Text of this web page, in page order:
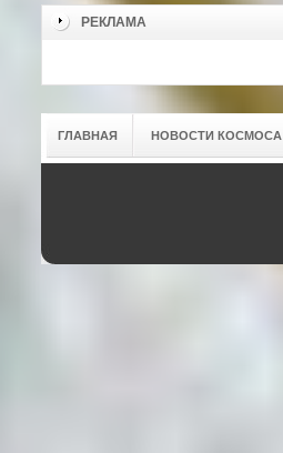
РЕКЛАМА
ГЛАВНАЯ НОВОСТИ КОСМОСА